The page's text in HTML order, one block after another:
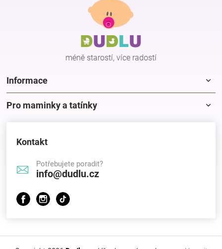
méně starostí, více radostí
Informace
Pro maminky a tatínky
Kontakt
Potřebujete poradit?
info@dudlu.cz